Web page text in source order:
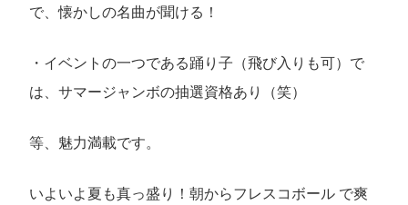
で、懐かしの名曲が聞ける！
・イベントの一つである踊り子（飛び入りも可）で
は、サマージャンボの抽選資格あり（笑）
等、魅力満載です。
いよいよ夏も真っ盛り！朝からフレスコボール で爽